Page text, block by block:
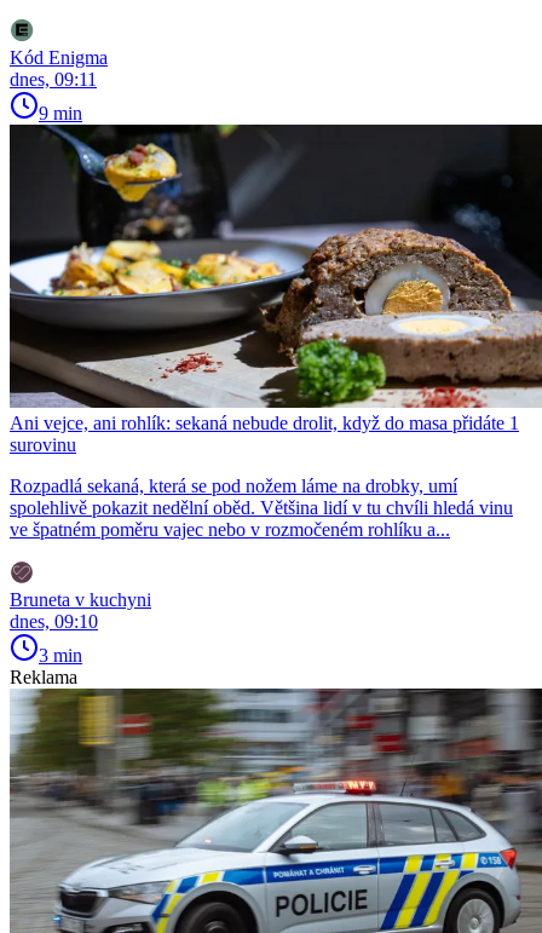
Kód Enigma
dnes, 09:11
9 min
Ani vejce, ani rohlík: sekaná nebude drolit, když do masa přidáte 1
surovinu
Rozpadlá sekaná, která se pod nožem láme na drobky, umí
spolehlivě pokazit nedělní oběd. Většina lidí v tu chvíli hledá vinu
ve špatném poměru vajec nebo v rozmočeném rohlíku a...
Bruneta v kuchyni
dnes, 09:10
3 min
Reklama